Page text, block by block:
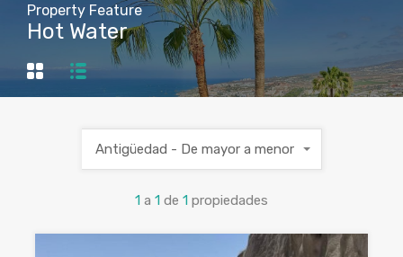
Property Feature
Hot Water
1 a 1 de 1 propiedades
Antigüedad - De mayor a menor